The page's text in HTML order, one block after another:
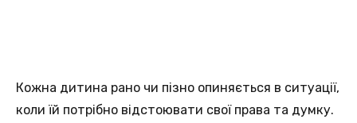
Кожна дитина рано чи пізно опиняється в ситуації,
коли їй потрібно відстоювати свої права та думку.